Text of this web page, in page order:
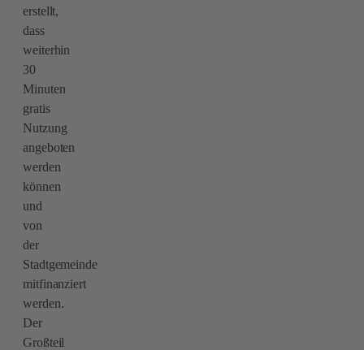
erstellt,
dass
weiterhin
30
Minuten
gratis
Nutzung
angeboten
werden
können
und
von
der
Stadtgemeinde
mitfinanziert
werden.
Der
Großteil